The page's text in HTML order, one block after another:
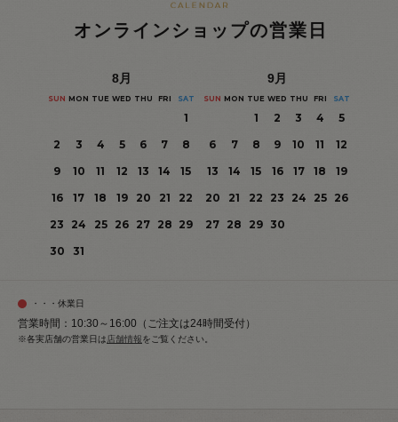
オンラインショップの営業日
8月
SUN MON TUE WED THU FRI SAT
1
2
3 4 5 6 7
8
9
10 11 12 13 14
15
16
17 18 19 20 21
22
23
24 25 26 27 28 29
30
31
9月
SUN MON TUE WED THU FRI SAT
1 2 3 4
5
6
7 8 9 10 11
12
13
14 15 16 17 18
19
20
21 22 23 24 25
26
27 28 29 30
・・・休業日
営業時間：10:30～16:00（ご注文は24時間受付）
※各実店舗の営業日は 店舗情報をご覧ください。